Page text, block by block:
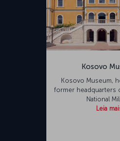
Kosovo
Kosovo Museum,
former headquarters
National
Leia